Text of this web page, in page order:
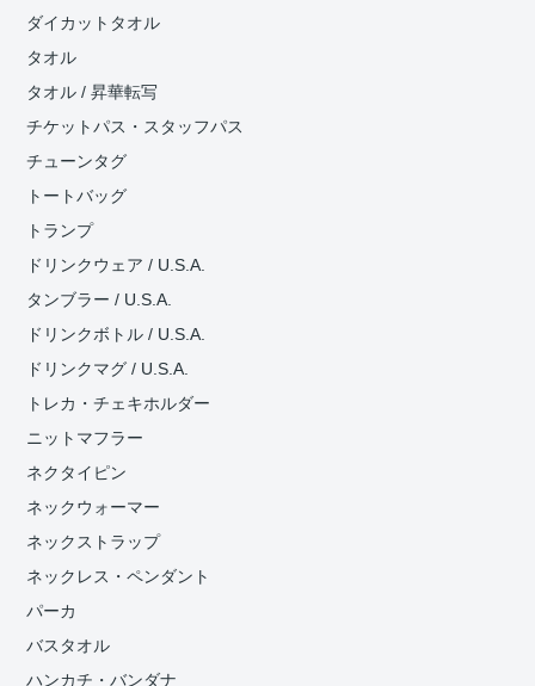
ダイカットタオル
タオル
タオル / 昇華転写
チケットパス・スタッフパス
チューンタグ
トートバッグ
トランプ
ドリンクウェア / U.S.A.
タンブラー / U.S.A.
ドリンクボトル / U.S.A.
ドリンクマグ / U.S.A.
トレカ・チェキホルダー
ニットマフラー
ネクタイピン
ネックウォーマー
ネックストラップ
ネックレス・ペンダント
パーカ
バスタオル
ハンカチ・バンダナ